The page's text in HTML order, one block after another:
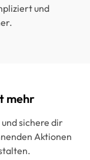
und
mehr
sichere dir
Aktionen